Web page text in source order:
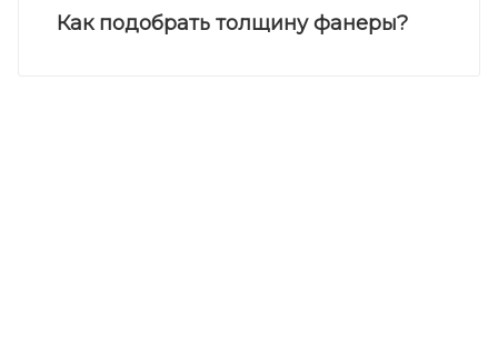
Как подобрать толщину фанеры?